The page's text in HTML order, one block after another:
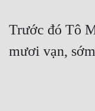
Trước đó Tô
mươi vạn,